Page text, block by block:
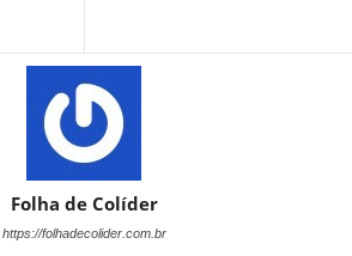
Folha de Colíder
https://folhadecolider.com.br